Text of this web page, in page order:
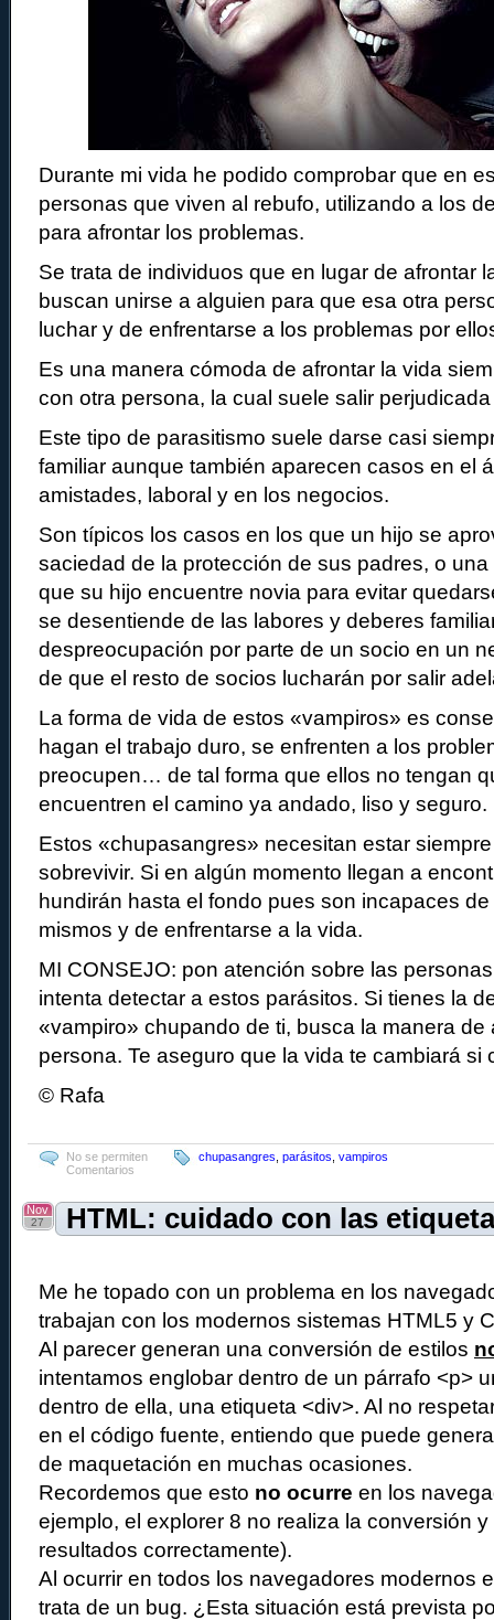
Durante mi vida he podido comprobar que en
personas que viven al rebufo, utilizando a los
para afrontar los problemas.
Se trata de individuos que en lugar de afrontar
buscan unirse a alguien para que esa otra
luchar y de enfrentarse a los problemas por
Es una manera cómoda de afrontar la vida
con otra persona, la cual suele salir
Este tipo de parasitismo suele darse casi
familiar aunque también aparecen casos en el
amistades, laboral y en los negocios.
Son típicos los casos en los que un hijo se
saciedad de la protección de sus padres, o
que su hijo encuentre novia para evitar
se desentiende de las labores y deberes
despreocupación por parte de un socio en un
de que el resto de socios lucharán por salir
La forma de vida de estos «vampiros» es
hagan el trabajo duro, se enfrenten a los
preocupen… de tal forma que ellos no tengan
encuentren el camino ya andado, liso y seguro.
Estos «chupasangres» necesitan estar
sobrevivir. Si en algún momento llegan a
hundirán hasta el fondo pues son incapaces
mismos y de enfrentarse a la vida.
MI CONSEJO: pon atención sobre las
intenta detectar a estos parásitos. Si tienes la
«vampiro» chupando de ti, busca la manera de
persona. Te aseguro que la vida te cambiará si
© Rafa
No se permiten
Comentarios
chupasangres parásitos vampiros
HTML: cuidado con las
Nov
27
Me he topado con un problema en los
trabajan con los modernos sistemas HTML5 y
Al parecer generan una conversión de estilos
intentamos englobar dentro de un párrafo <p>
dentro de ella, una etiqueta <div>. Al no
en el código fuente, entiendo que puede
de maquetación en muchas ocasiones.
Recordemos que esto no ocurre en los
ejemplo, el explorer 8 no realiza la conversión
resultados correctamente).
Al ocurrir en todos los navegadores modernos
trata de un bug. ¿Esta situación está prevista